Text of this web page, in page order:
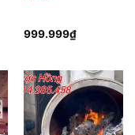
999.999₫